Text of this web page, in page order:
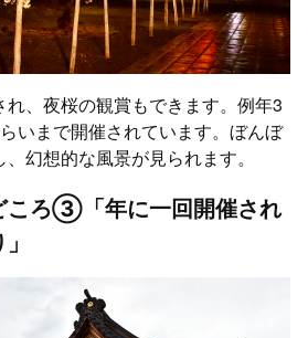
、夜桜の観賞もできます。例年3
いまで開催されています。ぼんぼ
幻想的な風景が見られます。
ころ③「年に一回開催され